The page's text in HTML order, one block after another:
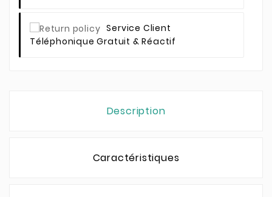
Service Client
Téléphonique Gratuit & Réactif
Description
Caractéristiques